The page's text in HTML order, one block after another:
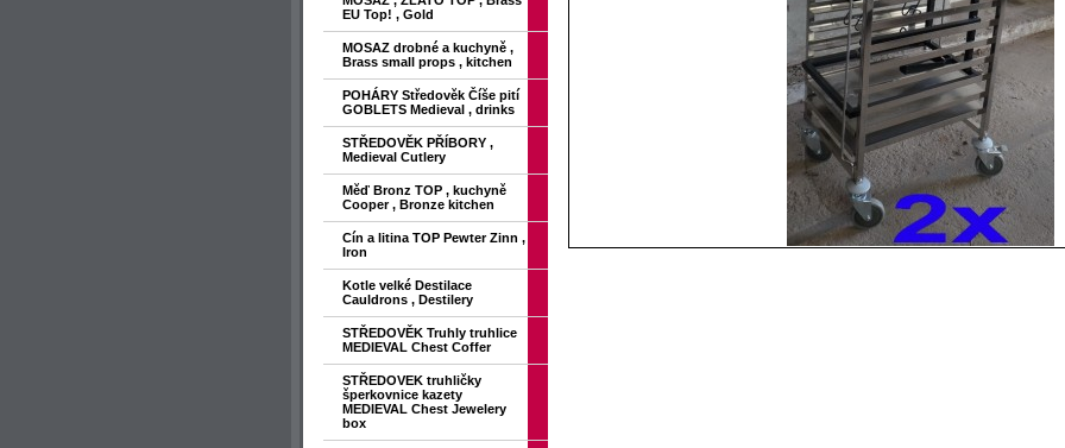
EU Top! , Gold
MOSAZ drobné a kuchyně ,
Brass small props , kitchen
POHÁRY Středověk Číše pití
GOBLETS Medieval , drinks
STŘEDOVĚK PŘÍBORY ,
Medieval Cutlery
Měď Bronz TOP , kuchyně
Cooper , Bronze kitchen
Cín a litina TOP Pewter Zinn ,
Iron
Kotle velké Destilace
Cauldrons , Destilery
STŘEDOVĚK Truhly truhlice
MEDIEVAL Chest Coffer
STŘEDOVEK truhličky
šperkovnice kazety
MEDIEVAL Chest Jewelery
box